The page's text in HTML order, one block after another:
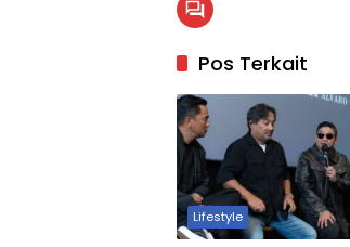
Pos Terkait
Lifestyle